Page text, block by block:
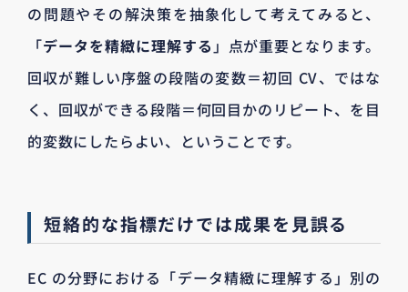
の問題やその解決策を抽象化して考えてみると、
「データを精緻に理解する 」点が重要となります。
回収が難しい序盤の段階の変数＝初回 CV、ではな
く、回収ができる段階＝何回目かのリピート、を目
的変数にしたらよい、ということです。
短絡的な指標だけでは成果を見誤る
EC の分野における「データ精緻に理解する」別の